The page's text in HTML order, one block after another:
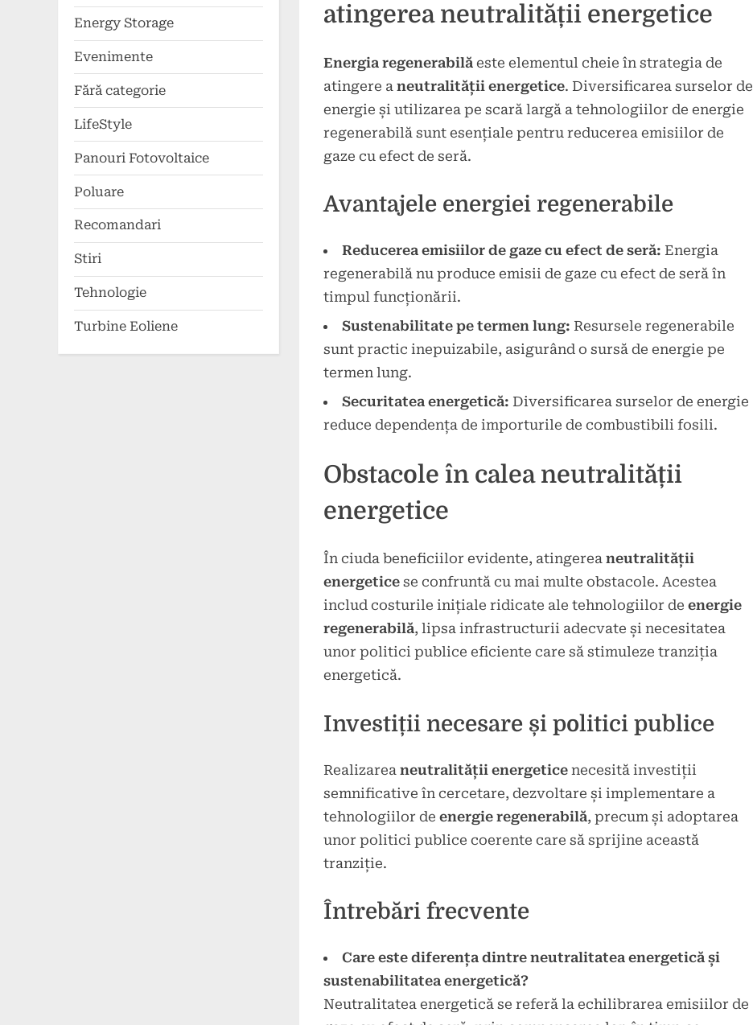
atingerea neutralității energetice
Energia regenerabilă este elementul cheie în strategia de
atingere a neutralității energetice. Diversificarea surselor de
energie și utilizarea pe scară largă a tehnologiilor de energie
regenerabilă sunt esențiale pentru reducerea emisiilor de
gaze cu efect de seră.
Avantajele energiei regenerabile
Reducerea emisiilor de gaze cu efect de seră: Energia
regenerabilă nu produce emisii de gaze cu efect de seră în
timpul funcționării.
Sustenabilitate pe termen lung: Resursele regenerabile
sunt practic inepuizabile, asigurând o sursă de energie pe
termen lung.
Securitatea energetică: Diversificarea surselor de energie
reduce dependența de importurile de combustibili fosili.
Obstacole în calea neutralității
energetice
În ciuda beneficiilor evidente, atingerea neutralității
energetice se confruntă cu mai multe obstacole. Acestea
includ costurile inițiale ridicate ale tehnologiilor de energie
regenerabilă, lipsa infrastructurii adecvate și necesitatea
unor politici publice eficiente care să stimuleze tranziția
energetică.
Investiții necesare și politici publice
Realizarea neutralității energetice necesită investiții
semnificative în cercetare, dezvoltare și implementare a
tehnologiilor de energie regenerabilă, precum și adoptarea
unor politici publice coerente care să sprijine această
tranziție.
Întrebări frecvente
Care este diferența dintre neutralitatea energetică și
sustenabilitatea energetică?
Neutralitatea energetică se referă la echilibrarea emisiilor de
Energy Storage
Evenimente
Fără categorie
LifeStyle
Panouri Fotovoltaice
Poluare
Recomandari
Stiri
Tehnologie
Turbine Eoliene